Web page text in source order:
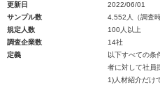
更新日
2022/06/01
サンプル数
4,552人（調査
規定人数
100人以上
調査企業数
14社
定義
以下すべての条
者に対して社員
1)人材紹介だけ